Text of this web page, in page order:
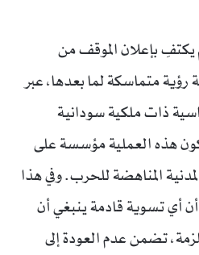
يكتفِ بإعلان الموقف من
متماسكة لما بعدها، عبر
ذات ملكية سودانية
هذه العملية مؤسسة على
المناهضة للحرب. وفي هذا
أي تسوية قادمة ينبغي أن
تضمن عدم العودة إلى